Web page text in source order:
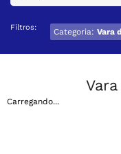
Filtros: Categoria: Vara
Carregando...